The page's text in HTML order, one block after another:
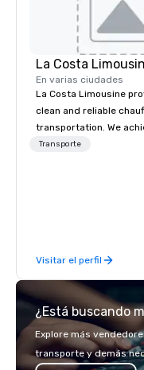
La Costa
En varias ciudades
La Costa Limousine
clean and reliable
transportation. We
with highly trained
late model luxury
highly experienced
team of chauffeurs
you will know quality
with La Costa
Transporte
Visitar el perfil
¿Está buscando
Explore más
transporte y demás